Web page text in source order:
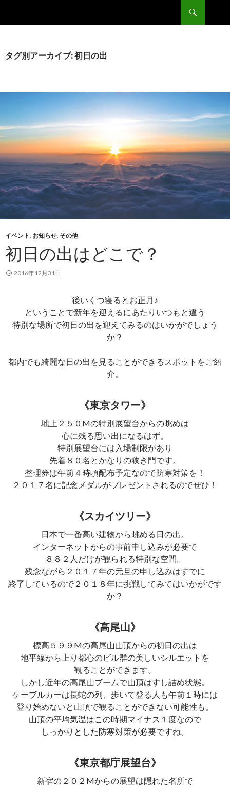
ン
タグ別アーカイブ: 初日の出
イベント, お知らせ, その他
初日の出はどこで？
2016年12月31日
後いくつ寝るとお正月♪
ということで新年を迎えるにあたりいつもと違う
特別な場所で初日の出を迎えてみるのはいかがでしょう
か？
都内でも綺麗な日の出を見ることができるスポットをご紹
介。
《東京タワー》
地上２５０Mの特別展望台からの眺めは
心に残る思い出になるはず。
特別展望台には入場制限があり
先着８０名とかなりの狭き門です。
整理券は午前４時頃配布予定なので防寒対策を！
２０１７名に記念メダルがプレゼントされるのでぜひ！
《スカイツリー》
日本で一番高い建物から眺める日の出。
インターネットからの事前申し込みが必要で
８８２人だけが観られる特別な空間。
残念ながら２０１７年の元旦の申し込みはすでに
終了しているので２０１８年に挑戦してみてはいかがです
か？
《高尾山》
標高５９９Mの高尾山山頂からの初日の出は
地平線から上り都心のビル群の美しいシルエットを
観ることができます。
しかし近年の高尾山ブームで山頂はすし詰め状態。
ケーブルカーは長蛇の列、歩いて登る人も午前１時には
登り始めないと山頂で観ることができない可能性も。
山頂の平均気温はこの時期マイナス１度なので
しっかりとした防寒対策が必要ですね。
《東京都庁展望台》
新宿の２０２Mからの展望は隠れた名所で